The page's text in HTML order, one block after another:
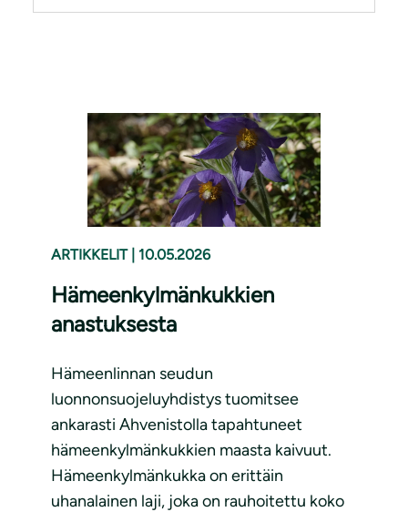
ARTIKKELIT 10.05.2026
Hämeenkylmänkukkien
anastuksesta
Hämeenlinnan seudun
luonnonsuojeluyhdistys tuomitsee
ankarasti Ahvenistolla tapahtuneet
hämeenkylmänkukkien maasta kaivuut.
Hämeenkylmänkukka on erittäin
uhanalainen laji, joka on rauhoitettu koko